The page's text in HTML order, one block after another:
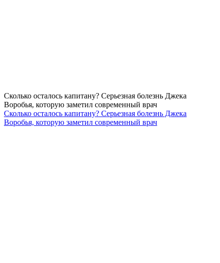
Сколько осталось капитану? Серьезная болезнь Джека
Воробья, которую заметил современный врач
Сколько осталось капитану? Серьезная болезнь Джека
Воробья, которую заметил современный врач